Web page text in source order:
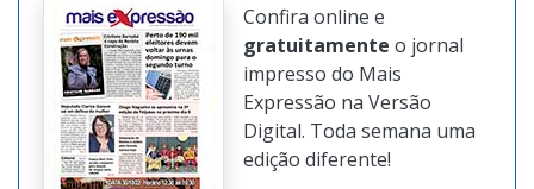
Confira online e
gratuitamente o jornal
impresso do Mais
Expressão na Versão
Digital. Toda semana uma
edição diferente!